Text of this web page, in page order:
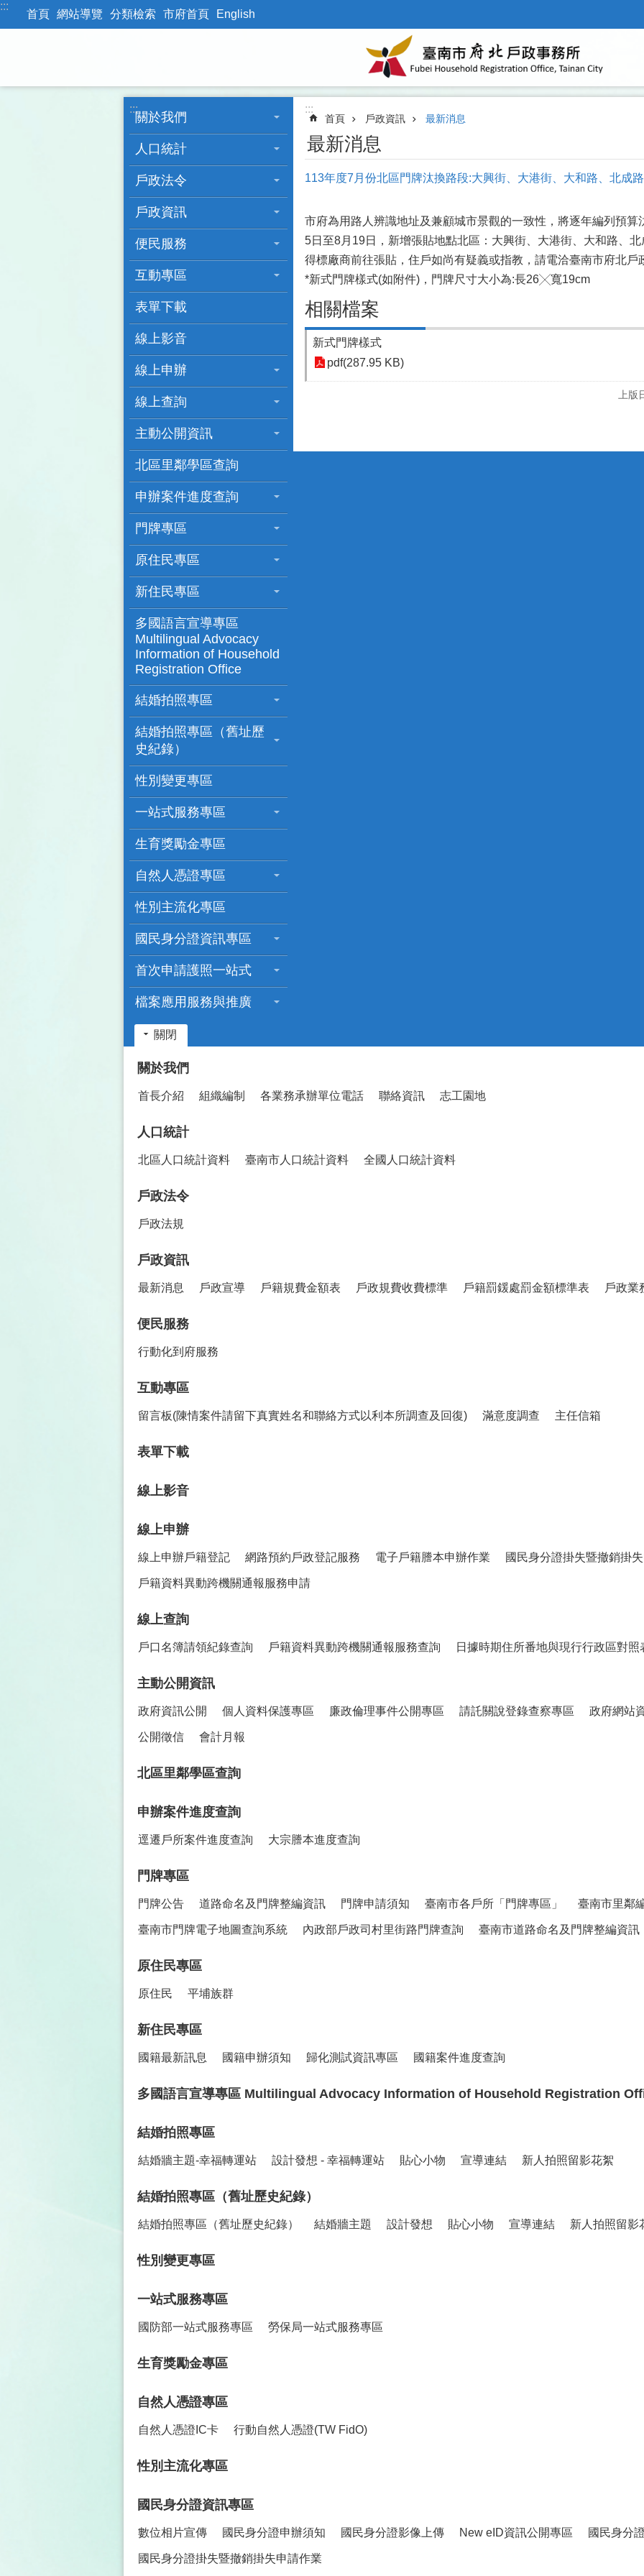
跳到主要內容區塊
:::
首頁 網站導覽 分類檢索 市府首頁 English
:::
關於我們
人口統計
戶政法令
戶政資訊
便民服務
互動專區
表單下載
線上影音
線上申辦
線上查詢
主動公開資訊
北區里鄰學區查詢
申辦案件進度查詢
門牌專區
原住民專區
新住民專區
多國語言宣導專區
Multilingual Advocacy
Information of Household
Registration Office
結婚拍照專區
結婚拍照專區（舊址歷
史紀錄）
性別變更專區
一站式服務專區
生育獎勵金專區
自然人憑證專區
性別主流化專區
國民身分證資訊專區
首次申請護照一站式
檔案應用服務與推廣
:::
首頁 戶政資訊 最新消息
最新消息
113年度7月份北區門牌汰換路段:大興街、大港街、大和路、北成
市府為用路人辨識地址及兼顧城市景觀的一致性，將逐年編列預
5日至8月19日，新增張貼地點北區：大興街、大港街、大和路、
得標廠商前往張貼，住戶如尚有疑義或指教，請電洽臺南市府北
*新式門牌樣式(如附件)，門牌尺寸大小為:長26╳寬19cm
相關檔案
新式門牌樣式
pdf(287.95 KB)
上
關閉
關於我們
首長介紹 組織編制 各業務承辦單位電話 聯絡資訊 志工園地
人口統計
北區人口統計資料 臺南市人口統計資料 全國人口統計資料
戶政法令
戶政法規
戶政資訊
最新消息 戶政宣導 戶籍規費金額表 戶政規費收費標準 戶籍罰鍰處罰金額標準表 戶政業
便民服務
行動化到府服務
互動專區
留言板(陳情案件請留下真實姓名和聯絡方式以利本所調查及回復) 滿意度調查 主任信箱
表單下載
線上影音
線上申辦
線上申辦戶籍登記 網路預約戶政登記服務 電子戶籍謄本申辦作業 國民身分證掛失暨撤銷掛
戶籍資料異動跨機關通報服務申請
線上查詢
戶口名簿請領紀錄查詢 戶籍資料異動跨機關通報服務查詢 日據時期住所番地與現行行政區對照
主動公開資訊
政府資訊公開 個人資料保護專區 廉政倫理事件公開專區 請託關說登錄查察專區 政府網站
公開徵信 會計月報
北區里鄰學區查詢
申辦案件進度查詢
逕遷戶所案件進度查詢 大宗謄本進度查詢
門牌專區
門牌公告 道路命名及門牌整編資訊 門牌申請須知 臺南市各戶所「門牌專區」 臺南市里鄰
臺南市門牌電子地圖查詢系統 內政部戶政司村里街路門牌查詢 臺南市道路命名及門牌整編資訊
原住民專區
原住民 平埔族群
新住民專區
國籍最新訊息 國籍申辦須知 歸化測試資訊專區 國籍案件進度查詢
多國語言宣導專區 Multilingual Advocacy Information of Household Registration
結婚拍照專區
結婚牆主題-幸福轉運站 設計發想 - 幸福轉運站 貼心小物 宣導連結 新人拍照留影花絮
結婚拍照專區（舊址歷史紀錄）
結婚拍照專區（舊址歷史紀錄） 結婚牆主題 設計發想 貼心小物 宣導連結 新人拍照留影
性別變更專區
一站式服務專區
國防部一站式服務專區 勞保局一站式服務專區
生育獎勵金專區
自然人憑證專區
自然人憑證IC卡 行動自然人憑證(TW FidO)
性別主流化專區
國民身分證資訊專區
數位相片宣傳 國民身分證申辦須知 國民身分證影像上傳 New eID資訊公開專區 國民身分
國民身分證掛失暨撤銷掛失申請作業